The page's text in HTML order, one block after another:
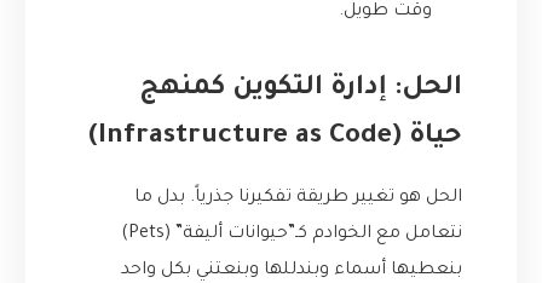
وقت طويل.
الحل: إدارة التكوين كمنهج
حياة (Infrastructure as Code)
الحل هو تغيير طريقة تفكيرنا جذرياً. بدل ما
نتعامل مع الخوادم كـ”حيوانات أليفة” (Pets)
بنعطيها أسماء وبندللها وبنعتني بكل واحد